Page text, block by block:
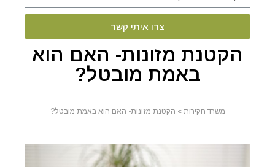
הקטנת מזונות- האם הוא
באמת מובטל?
משרד חקירות » הקטנת מזונות- האם הוא באמת מובטל?
צרו איתי קשר